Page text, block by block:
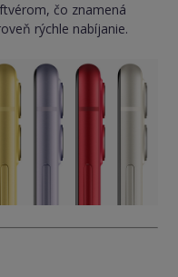
čo znamená
rýchle nabíjanie.